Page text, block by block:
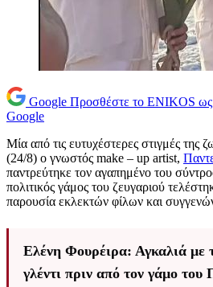
Google Προσθέστε το ENIKOS ως
Google
Μία από τις ευτυχέστερες στιγμές της
(24/8) ο γνωστός make – up artist,
παντρεύτηκε τον αγαπημένο του
πολιτικός γάμος του ζευγαριού
παρουσία εκλεκτών φίλων και
Ελένη Φουρέιρα: Αγκαλιά με
γλέντι πριν από τον γάμο του